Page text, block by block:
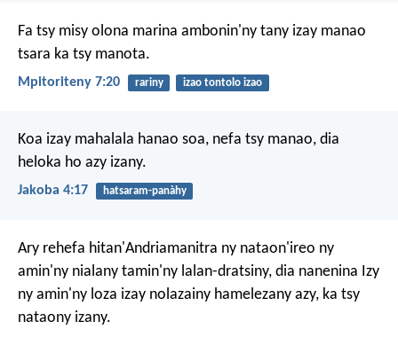
Fa tsy misy olona marina ambonin'ny tany izay manao
tsara ka tsy manota.
Mpitoriteny 7:20 rariny izao tontolo izao
Koa izay mahalala hanao soa, nefa tsy manao, dia
heloka ho azy izany.
Jakoba 4:17 hatsaram-panàhy
Ary rehefa hitan'Andriamanitra ny nataon'ireo ny
amin'ny nialany tamin'ny lalan-dratsiny, dia nanenina Izy
ny amin'ny loza izay nolazainy hamelezany azy, ka tsy
nataony izany.